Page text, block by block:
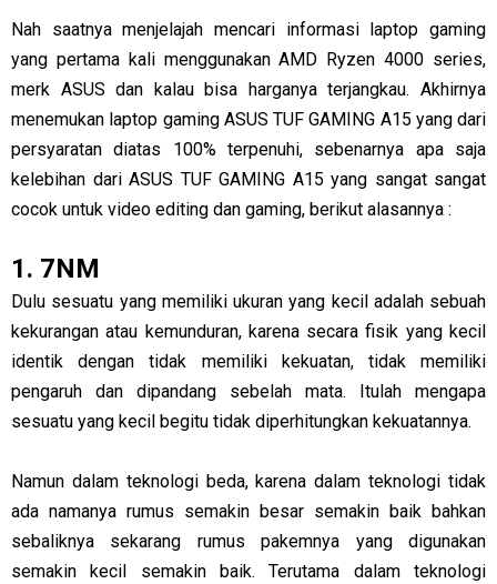
Nah saatnya menjelajah mencari informasi laptop gaming
yang pertama kali menggunakan AMD Ryzen 4000 series,
merk ASUS dan kalau bisa harganya terjangkau. Akhirnya
menemukan laptop gaming ASUS TUF GAMING A15 yang dari
persyaratan diatas 100% terpenuhi, sebenarnya apa saja
kelebihan dari ASUS TUF GAMING A15 yang sangat sangat
cocok untuk video editing dan gaming, berikut alasannya :
1. 7NM
Dulu sesuatu yang memiliki ukuran yang kecil adalah sebuah
kekurangan atau kemunduran, karena secara fisik yang kecil
identik dengan tidak memiliki kekuatan, tidak memiliki
pengaruh dan dipandang sebelah mata. Itulah mengapa
sesuatu yang kecil begitu tidak diperhitungkan kekuatannya.
Namun dalam teknologi beda, karena dalam teknologi tidak
ada namanya rumus semakin besar semakin baik bahkan
sebaliknya sekarang rumus pakemnya yang digunakan
semakin kecil semakin baik. Terutama dalam teknologi